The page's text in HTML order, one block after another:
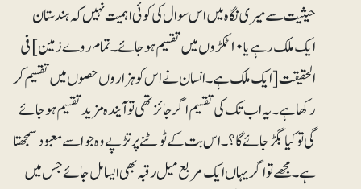
حیثیت سے میری نگاہ میں اس سوال کی کوئی اہمیت نہیں کہ ہندستان
ایک ملک رہے یا ۱۰ ٹکڑوں میں تقسیم ہوجائے۔ تمام روے زمین ]فی
الحقیقت[ ایک ملک ہے۔ انسان نے اس کو ہزاروں حصوں میں تقسیم کر
رکھا ہے۔ یہ اب تک کی تقسیم اگر جائز تھی تو آیندہ مزید تقسیم ہو جائے
گی تو کیا بگڑ جائے گا؟۔ اس بت کے ٹوٹنے پر تڑپے وہ جو اسے معبود سمجھتا
ہے۔ مجھے تو اگر یہاں ایک مربع میل رقبہ بھی ایسا مل جائے جس میں